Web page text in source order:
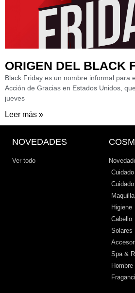
ORIGEN DEL BLACK
Black Friday es un nombre informal para
Acción de Gracias en Estados Unidos,
jueves
Leer más »
NOVEDADES
Ver todo
Higiene
Cabello
Solares
Spa &
Hombre